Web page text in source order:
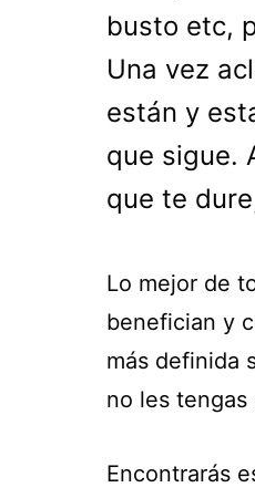
busto etc,
Una vez
están y
que sigue.
que te
Lo mejor de
benefician y
más definida
no les
Encontrarás